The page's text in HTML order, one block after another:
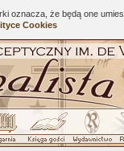
oznacza, że będą one
Cookies